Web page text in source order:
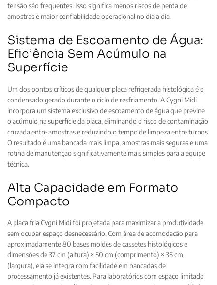
tensão são frequentes. Isso significa menos riscos de perda de
amostras e maior confiabilidade operacional no dia a dia.
Sistema de Escoamento de Água:
Eficiência Sem Acúmulo na
Superfície
Um dos pontos críticos de qualquer placa refrigerada histológica é o
condensado gerado durante o ciclo de resfriamento. A Cygni Midi
incorpora um sistema exclusivo de escoamento de água que previne
o acúmulo na superfície da placa, eliminando o risco de contaminação
cruzada entre amostras e reduzindo o tempo de limpeza entre turnos.
O resultado é uma bancada mais limpa, amostras mais seguras e uma
rotina de manutenção significativamente mais simples para a equipe
técnica.
Alta Capacidade em Formato
Compacto
A placa fria Cygni Midi foi projetada para maximizar a produtividade
sem ocupar espaço desnecessário. Com área de acomodação para
aproximadamente 80 bases moldes de cassetes histológicos e
dimensões de 37 cm (altura) × 50 cm (comprimento) × 36 cm
(largura), ela se integra com facilidade em bancadas de
processamento já existentes. Para laboratórios com espaço limitado